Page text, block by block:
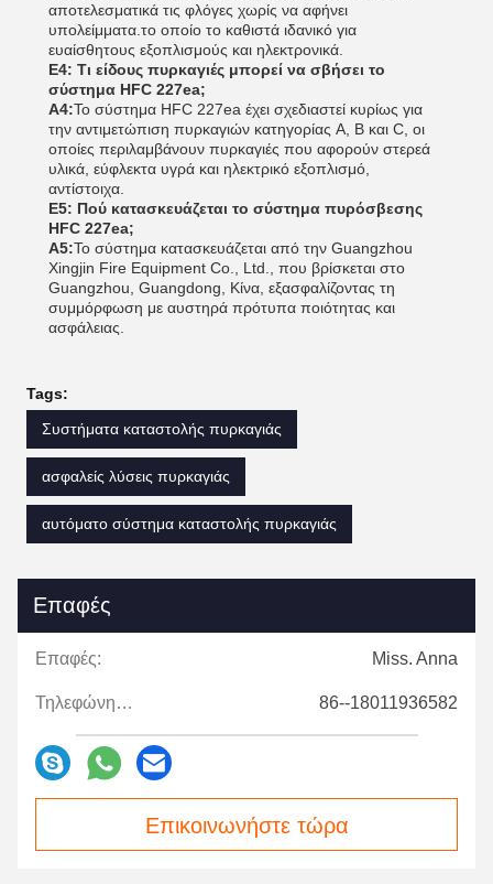
αποτελεσματικά τις φλόγες χωρίς να αφήνει
υπολείμματα.το οποίο το καθιστά ιδανικό για
ευαίσθητους εξοπλισμούς και ηλεκτρονικά.
Ε4: Τι είδους πυρκαγιές μπορεί να σβήσει το
σύστημα HFC 227ea;
Α4:Το σύστημα HFC 227ea έχει σχεδιαστεί κυρίως για
την αντιμετώπιση πυρκαγιών κατηγορίας A, B και C, οι
οποίες περιλαμβάνουν πυρκαγιές που αφορούν στερεά
υλικά, εύφλεκτα υγρά και ηλεκτρικό εξοπλισμό,
αντίστοιχα.
Ε5: Πού κατασκευάζεται το σύστημα πυρόσβεσης
HFC 227ea;
Α5:Το σύστημα κατασκευάζεται από την Guangzhou
Xingjin Fire Equipment Co., Ltd., που βρίσκεται στο
Guangzhou, Guangdong, Κίνα, εξασφαλίζοντας τη
συμμόρφωση με αυστηρά πρότυπα ποιότητας και
ασφάλειας.
Tags:
Συστήματα καταστολής πυρκαγιάς
ασφαλείς λύσεις πυρκαγιάς
αυτόματο σύστημα καταστολής πυρκαγιάς
Επαφές
Επαφές: Miss. Anna
Τηλεφώνημα: 86--18011936582
Επικοινωνήστε τώρα